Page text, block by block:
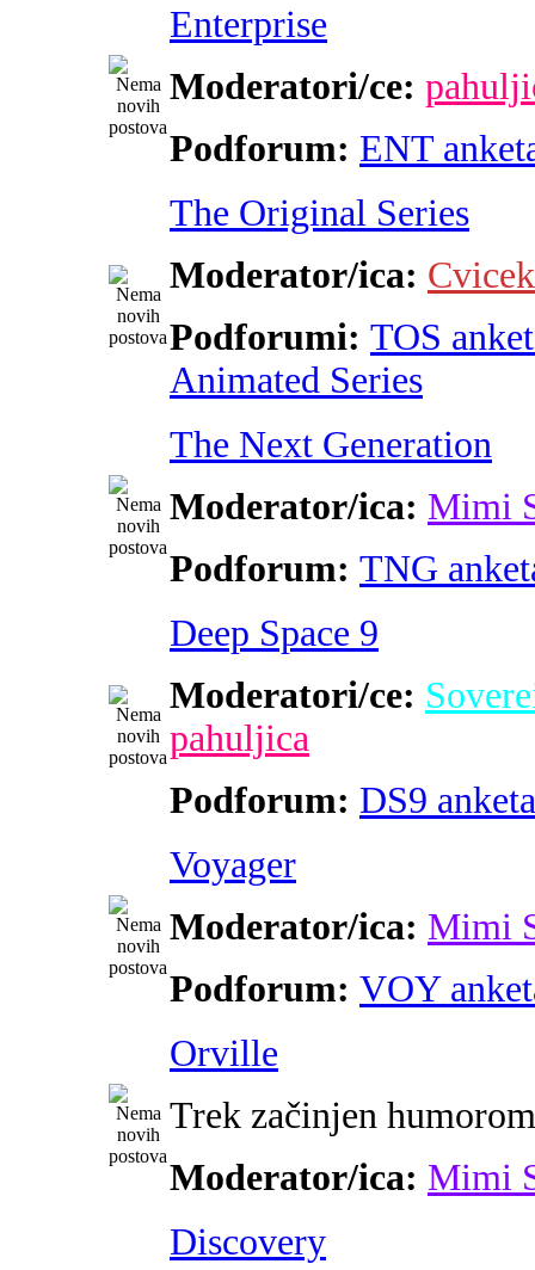
Enterprise
Moderatori/ce:
Podforum: ENT
The Original Series
Moderator/ica: Cvicek
Podforumi: TOS
Animated Series
The Next Generation
Moderator/ica: Mimi
Podforum: TNG
Deep Space 9
Moderatori/ce:
pahuljica
Podforum: DS9 anketa
Voyager
Moderator/ica: Mimi
Podforum: VOY
Orville
Trek začinjen humorom
Moderator/ica: Mimi
Discovery